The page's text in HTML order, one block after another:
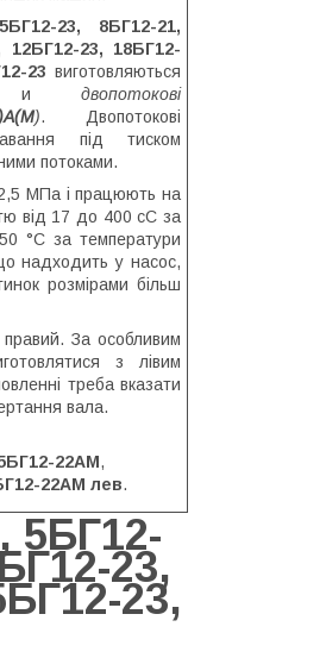
23, 8БГ12-21,
12БГ12-23, 18БГ12-
23 виготовляються
двопотокові
). Двопотокові
під тиском
потоками.
МПа і працюють на
від 17 до 400 сС за
°C за температури
надходить у насос,
розмірами більш
За особливим
з лівим
треба вказати
вала.
22АМ,
22АМ лев.
5БГ12-
23,
23,